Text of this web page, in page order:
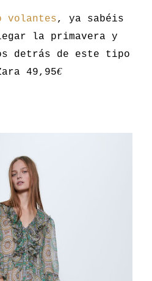
volantes, ya sabéis
la primavera y
detrás de este tipo
49,95€